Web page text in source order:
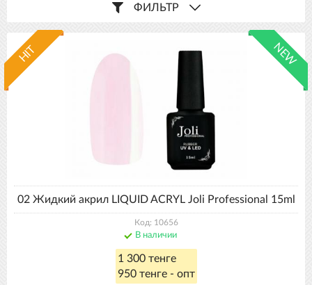
ФИЛЬТР
NEW
HIT
02 Жидкий акрил LIQUID ACRYL Joli Professional 15ml
Код: 10656
В наличии
1 300 тенге
950 тенге - опт